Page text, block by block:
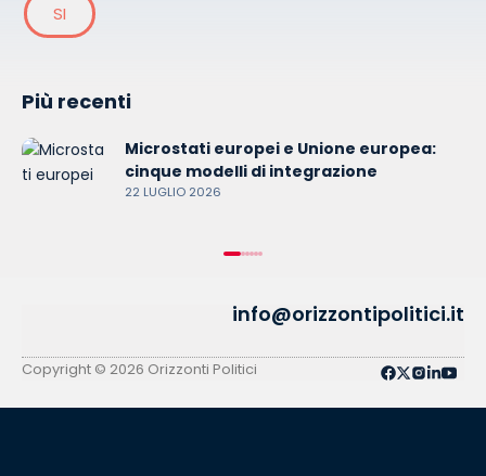
SI
Più recenti
Microstati europei e Unione europea:
cinque modelli di integrazione
22 LUGLIO 2026
info@orizzontipolitici.it
Copyright © 2026 Orizzonti Politici